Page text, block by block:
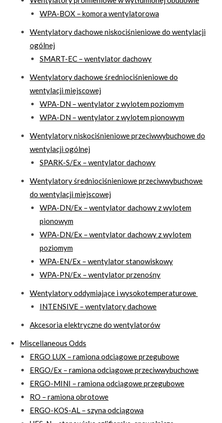
WPA-BOX – komora wentylatorowa
Wentylatory dachowe niskociśnieniowe do wentylacji
ogólnej
SMART-EC – wentylator dachowy
Wentylatory dachowe średniociśnieniowe do
wentylacji miejscowej
WPA-DN – wentylator z wylotem poziomym
WPA-DN – wentylator z wylotem pionowym
Wentylatory niskociśnieniowe przeciwwybuchowe do
wentylacji ogólnej
SPARK-S/Ex – wentylator dachowy
Wentylatory średniociśnieniowe przeciwwybuchowe
do wentylacji miejscowej
WPA-DN/Ex – wentylator dachowy z wylotem
pionowym
WPA-DN/Ex – wentylator dachowy z wylotem
poziomym
WPA-EN/Ex – wentylator stanowiskowy
WPA-PN/Ex – wentylator przenośny
Wentylatory oddymiające i wysokotemperaturowe
INTENSIVE – wentylatory dachowe
Akcesoria elektryczne do wentylatorów
Miscellaneous Odds
ERGO LUX – ramiona odciągowe przegubowe
ERGO/Ex – ramiona odciągowe przeciwwybuchowe
ERGO-MINI – ramiona odciągowe przegubowe
RO – ramiona obrotowe
ERGO-KOS-AL – szyna odciągowa